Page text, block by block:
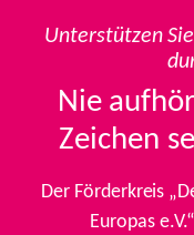
Unterstützen
Nie
Zeichen
Der Förderkreis
Europas